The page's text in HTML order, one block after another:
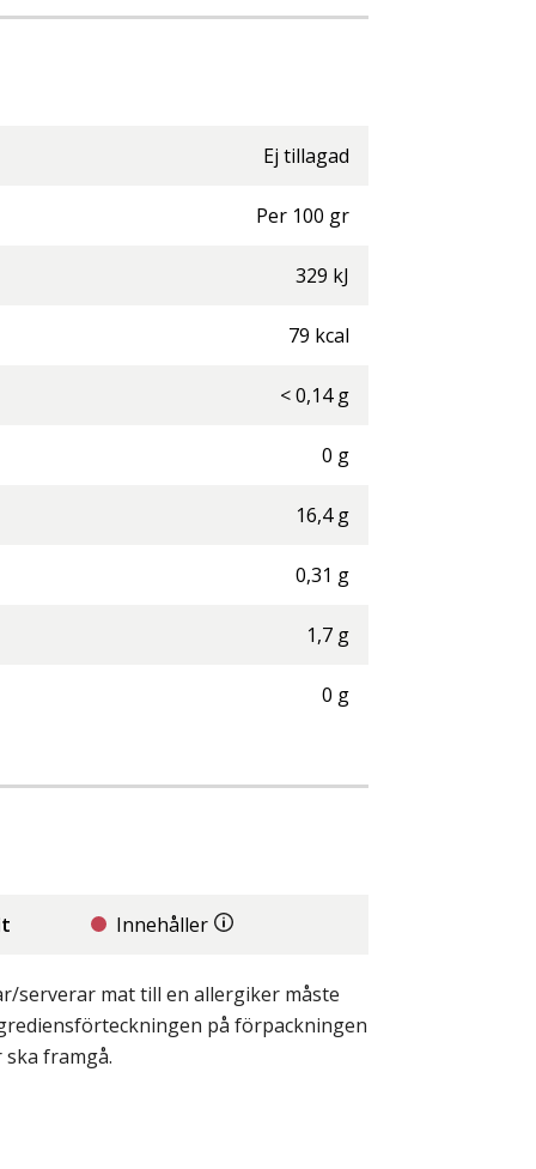
Ej tillagad
Per 100 gr
329 kJ
79 kcal
<0,14 g
0 g
16,4 g
0,31 g
1,7 g
0 g
Innehåller
serverar mat till en allergiker måste
på förpackningen
framgå.